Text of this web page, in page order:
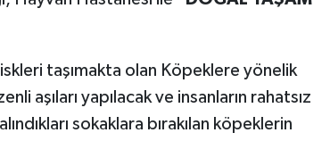
taşımakta olan Köpeklere yönelik
aşıları yapılacak ve insanların rahatsız
sokaklara bırakılan köpeklerin